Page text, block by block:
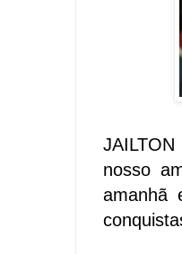
nosso
amanhã